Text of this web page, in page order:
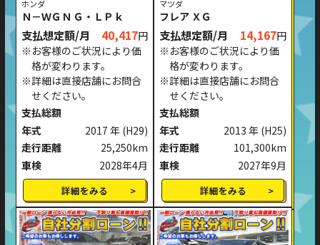
ホンダ
Ｎ－ＷＧＮ Ｇ・ＬＰｋ
支払想定額/月 40,417円
※お客様のご状況により価
格が変わります。
※詳細は直接店舗にお問合
せください。
支払総額
年式
2017 年 (H29)
走行距離
25,250km
車検
2028年4月
詳細をみる
マツダ
フレア ＸＧ
支払想定額/月 14,167円
※お客様のご状況により価
格が変わります。
※詳細は直接店舗にお問合
せください。
支払総額
年式
2013 年 (H25)
走行距離
101,300km
車検
2027年9月
詳細をみる